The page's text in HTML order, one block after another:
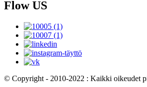
Flow US
© Copyright - 2010-2022 : Kaikki oikeudet